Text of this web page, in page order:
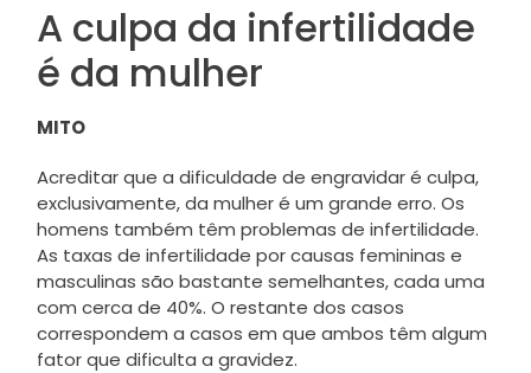
A culpa da infertilidade
é da mulher
MITO
Acreditar que a dificuldade de engravidar é culpa,
exclusivamente, da mulher é um grande erro. Os
homens também têm problemas de infertilidade.
As taxas de infertilidade por causas femininas e
masculinas são bastante semelhantes, cada uma
com cerca de 40%. O restante dos casos
correspondem a casos em que ambos têm algum
fator que dificulta a gravidez.